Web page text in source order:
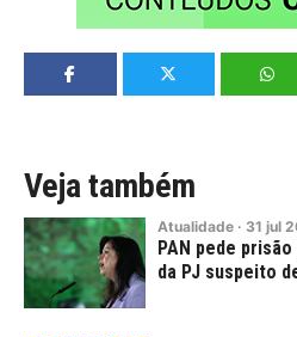
Veja também
Atualidade · 31 jul
PAN pede
da PJ suspeito